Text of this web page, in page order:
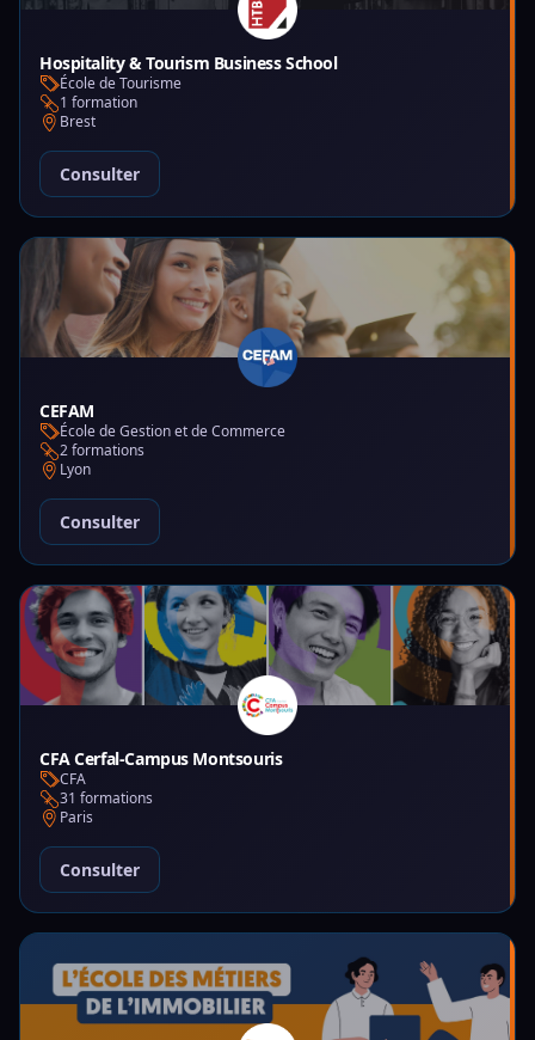
Hospitality & Tourism Business School
École de Tourisme
1 formation
Brest
Consulter
CEFAM
École de Gestion et de Commerce
2 formations
Lyon
Consulter
CFA Cerfal-Campus Montsouris
CFA
31 formations
Paris
Consulter